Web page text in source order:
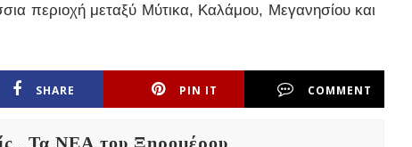
περιοχή μεταξύ Μύτικα, Καλάμου, Μεγανησίου και
SHARE PIN IT COMMENT